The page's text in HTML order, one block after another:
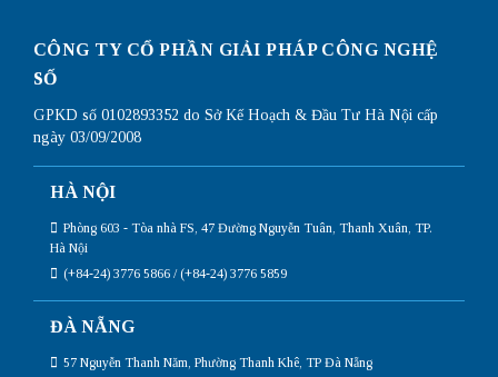
CÔNG TY CỔ PHẦN GIẢI PHÁP CÔNG NGHỆ
SỐ
GPKD số 0102893352 do Sở Kế Hoạch & Đầu Tư Hà Nội cấp
ngày 03/09/2008
HÀ NỘI
Phòng 603 - Tòa nhà FS, 47 Đường Nguyễn Tuân, Thanh Xuân, TP.
Hà Nội
(+84-24) 3776 5866 / (+84-24) 3776 5859
ĐÀ NẴNG
57 Nguyễn Thanh Năm, Phường Thanh Khê, TP Đà Nẵng